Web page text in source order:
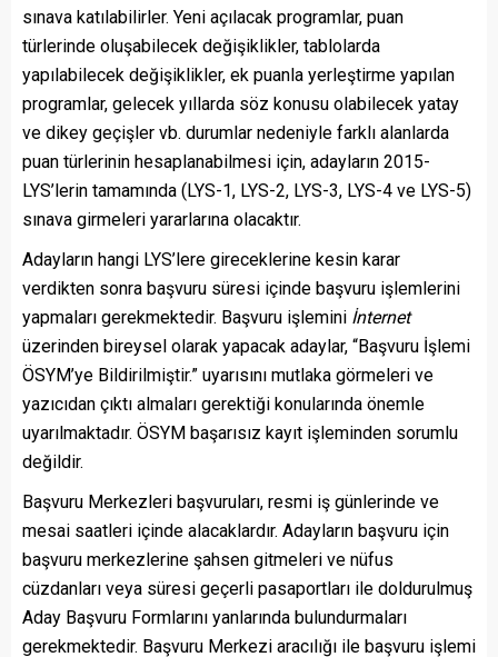
sınava katılabilirler. Yeni açılacak programlar, puan
türlerinde oluşabilecek değişiklikler, tablolarda
yapılabilecek değişiklikler, ek puanla yerleştirme yapılan
programlar, gelecek yıllarda söz konusu olabilecek yatay
ve dikey geçişler vb. durumlar nedeniyle farklı alanlarda
puan türlerinin hesaplanabilmesi için, adayların 2015-
LYS’lerin tamamında (LYS-1, LYS-2, LYS-3, LYS-4 ve LYS-5)
sınava girmeleri yararlarına olacaktır.
Adayların hangi LYS’lere gireceklerine kesin karar
verdikten sonra başvuru süresi içinde başvuru işlemlerini
yapmaları gerekmektedir. Başvuru işlemini İnternet
üzerinden bireysel olarak yapacak adaylar, “Başvuru İşlemi
ÖSYM’ye Bildirilmiştir.” uyarısını mutlaka görmeleri ve
yazıcıdan çıktı almaları gerektiği konularında önemle
uyarılmaktadır. ÖSYM başarısız kayıt işleminden sorumlu
değildir.
Başvuru Merkezleri başvuruları, resmi iş günlerinde ve
mesai saatleri içinde alacaklardır. Adayların başvuru için
başvuru merkezlerine şahsen gitmeleri ve nüfus
cüzdanları veya süresi geçerli pasaportları ile doldurulmuş
Aday Başvuru Formlarını yanlarında bulundurmaları
gerekmektedir. Başvuru Merkezi aracılığı ile başvuru işlemi